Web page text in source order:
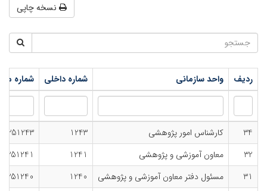
نسخه چاپی
ردیف واحد سازمانی شماره داخلی شماره
34 کارشناس امور پژوهشی 1243
32
معاون آموزشی و پژوهشی 1241
31
مسئول دفتر معاون آموزشی و پژوهشی 1240